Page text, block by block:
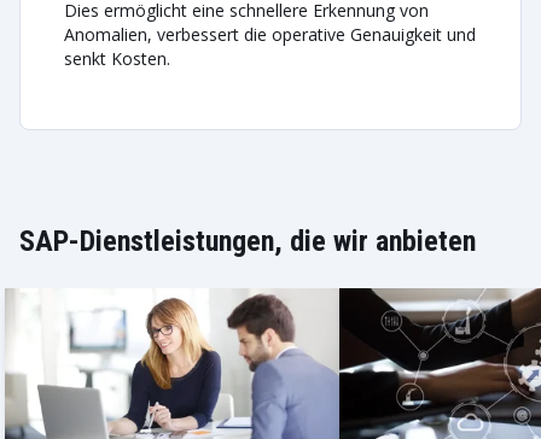
Dies ermöglicht eine schnellere Erkennung von
Anomalien, verbessert die operative Genauigkeit und
senkt Kosten.
SAP-Dienstleistungen, die wir anbieten